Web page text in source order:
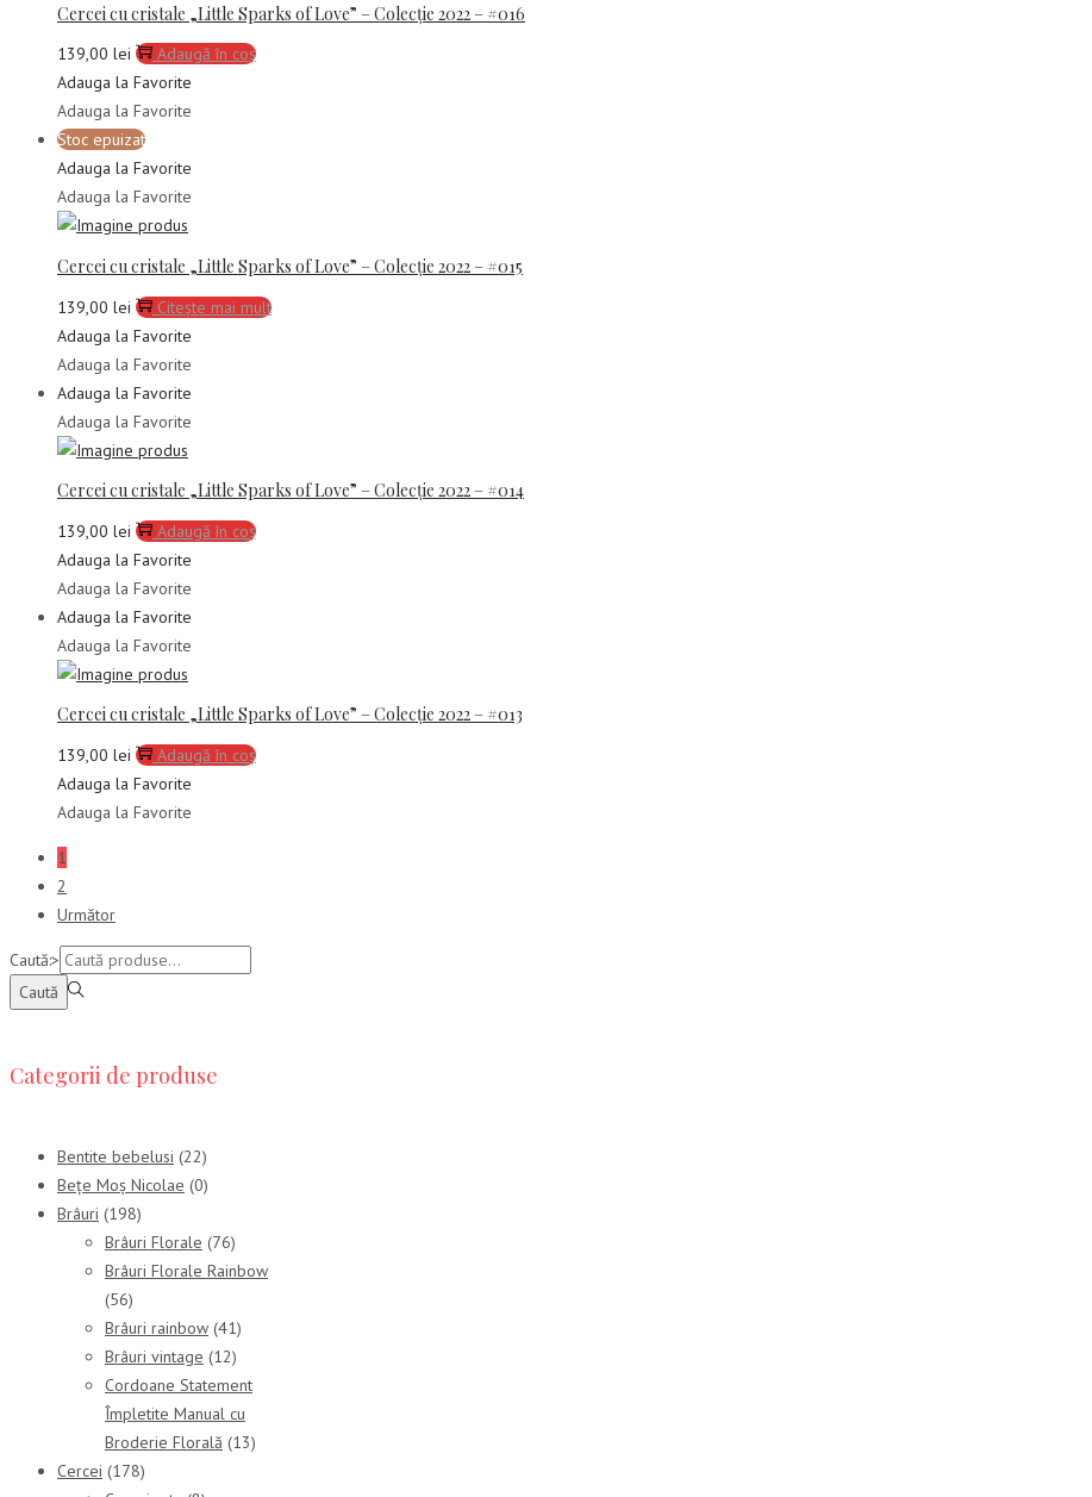
Cercei cu cristale „Little Sparks of Love” – Colecție 2022 – #016
139,00 lei
Adaugă în coș
Adauga la Favorite
Adauga la Favorite
Stoc epuizat
Adauga la Favorite
Adauga la Favorite
Cercei cu cristale „Little Sparks of Love” – Colecție 2022 – #015
139,00 lei
Citește mai mult
Adauga la Favorite
Adauga la Favorite
Adauga la Favorite
Adauga la Favorite
Cercei cu cristale „Little Sparks of Love” – Colecție 2022 – #014
139,00 lei
Adaugă în coș
Adauga la Favorite
Adauga la Favorite
Adauga la Favorite
Adauga la Favorite
Cercei cu cristale „Little Sparks of Love” – Colecție 2022 – #013
139,00 lei
Adaugă în coș
Adauga la Favorite
Adauga la Favorite
1
2
Următor
Caută:>
Caută
Categorii de produse
Bentite bebelusi (22)
Bețe Moș Nicolae (0)
Brâuri (198)
Brâuri Florale (76)
Brâuri Florale Rainbow
(56)
Brâuri rainbow (41)
Brâuri vintage (12)
Cordoane Statement
Împletite Manual cu
Broderie Florală (13)
Cercei (178)